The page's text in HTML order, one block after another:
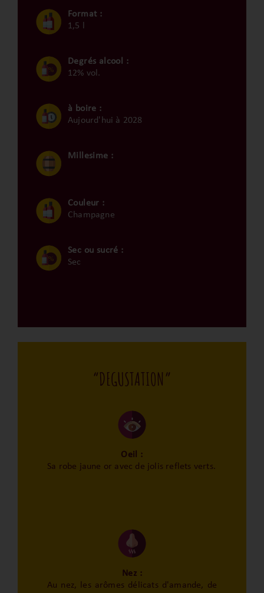
Format :
1,5 l
Degrés alcool :
12% vol.
à boire :
Aujourd'hui à 2028
Millesime :
Couleur :
Champagne
Sec ou sucré :
Sec
“DEGUSTATION”
Oeil :
Sa robe jaune or avec de jolis reflets verts.
Nez :
Au nez, les arômes délicats d'amande, de